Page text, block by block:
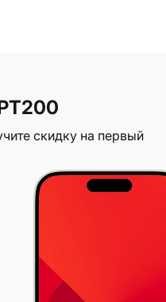
скидку на первый